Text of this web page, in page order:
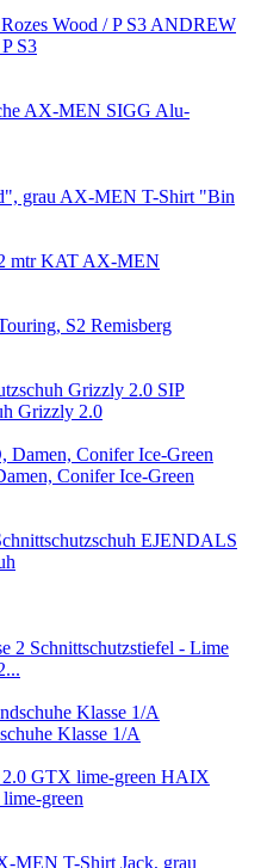
ANDREW
S3
AX-MEN SIGG Alu-
AX-MEN T-Shirt "Bin
KAT AX-MEN
Remisberg
SIP
Grizzly 2.0
Conifer Ice-Green
EJENDALS
Klasse 1/A
HAIX
green
MEN T-Shirt Jack, grau